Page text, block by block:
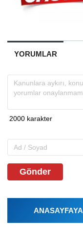
YORUMLAR
Gönder